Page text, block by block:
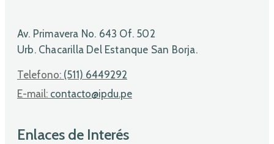
Av. Primavera No. 643 Of. 502
Urb. Chacarilla Del Estanque San Borja.
Telefono: (511) 6449292
E-mail: contacto@ipdu.pe
Enlaces de Interés